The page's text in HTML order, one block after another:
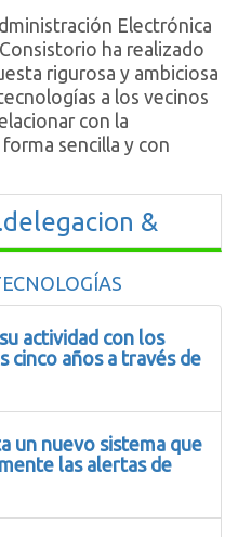
Electrónica
ha realizado
rigurosa y ambiciosa
a los vecinos
con la
sencilla y con
actividad con los
cinco años a través de
un nuevo sistema que
las alertas de